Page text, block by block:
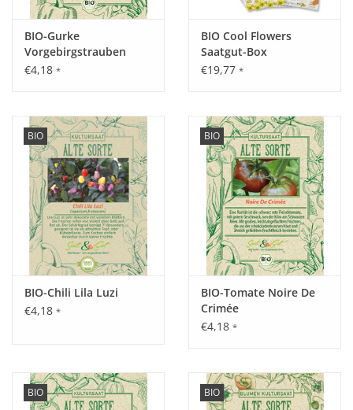
BIO-Gurke
Vorgebirgstrauben
€4,18 *
BIO Cool Flowers
Saatgut-Box
€19,77 *
BIO
BIO-Chili Lila Luzi
€4,18 *
BIO
BIO-Tomate Noire De
Crimée
€4,18 *
BIO BIO